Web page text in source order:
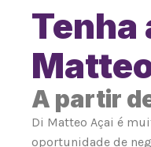
Tenha
A partir
Di Matteo Açai é
oportunidade de